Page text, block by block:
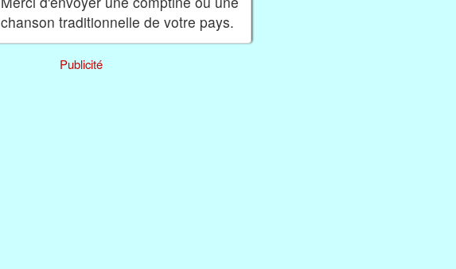
chanson traditionnelle de votre pays.
Publicité